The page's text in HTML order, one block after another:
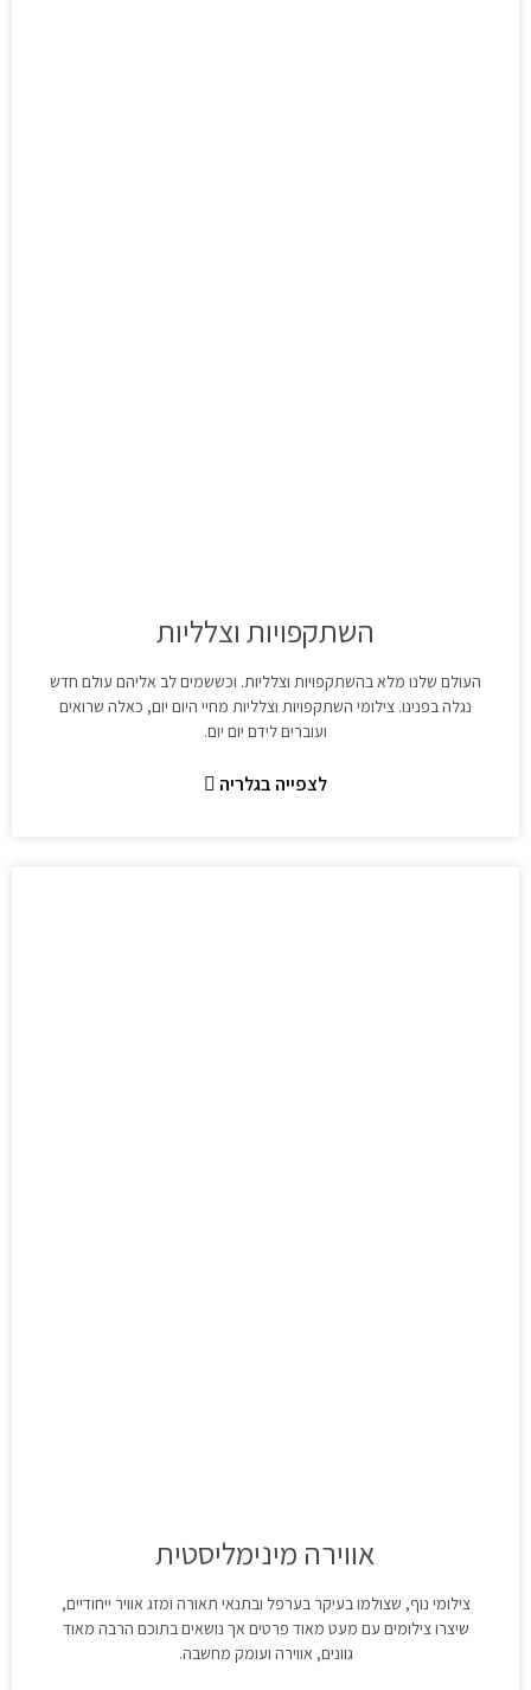
השתקפויות וצלליות
העולם שלנו מלא בהשתקפויות וצלליות. וכששמים לב אליהם עולם חדש
נגלה בפנינו. צילומי השתקפויות וצלליות מחיי היום יום, כאלה שרואים
ועוברים לידם יום יום.
לצפייה בגלריה
אווירה מינימליסטית
צילומי נוף, שצולמו בעיקר בערפל ובתנאי תאורה ומזג אוויר ייחודיים,
שיצרו צילומים עם מעט מאוד פרטים אך נושאים בתוכם הרבה מאוד
גוונים, אווירה ועומק מחשבה.